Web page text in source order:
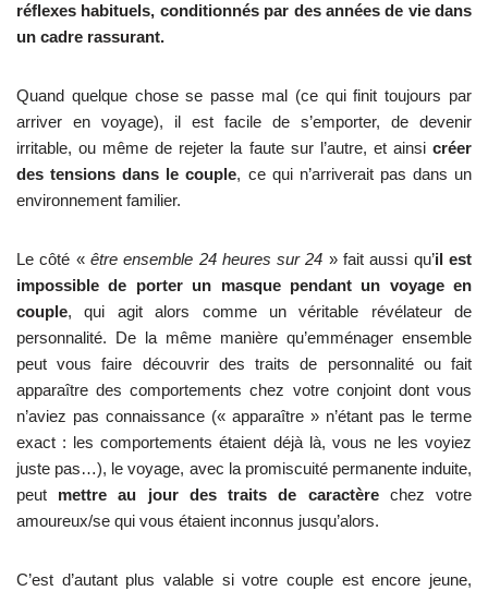
réflexes habituels, conditionnés par des années de vie dans
un cadre rassurant.
Quand quelque chose se passe mal (ce qui finit toujours par
arriver en voyage), il est facile de s’emporter, de devenir
irritable, ou même de rejeter la faute sur l’autre, et ainsi créer
des tensions dans le couple, ce qui n’arriverait pas dans un
environnement familier.
Le côté « être ensemble 24 heures sur 24 » fait aussi qu’il est
impossible de porter un masque pendant un voyage en
couple, qui agit alors comme un véritable révélateur de
personnalité. De la même manière qu’emménager ensemble
peut vous faire découvrir des traits de personnalité ou fait
apparaître des comportements chez votre conjoint dont vous
n’aviez pas connaissance (« apparaître » n’étant pas le terme
exact : les comportements étaient déjà là, vous ne les voyiez
juste pas…), le voyage, avec la promiscuité permanente induite,
peut mettre au jour des traits de caractèrechez votre
amoureux/se qui vous étaient inconnus jusqu’alors.
C’est d’autant plus valable si votre couple est encore jeune,